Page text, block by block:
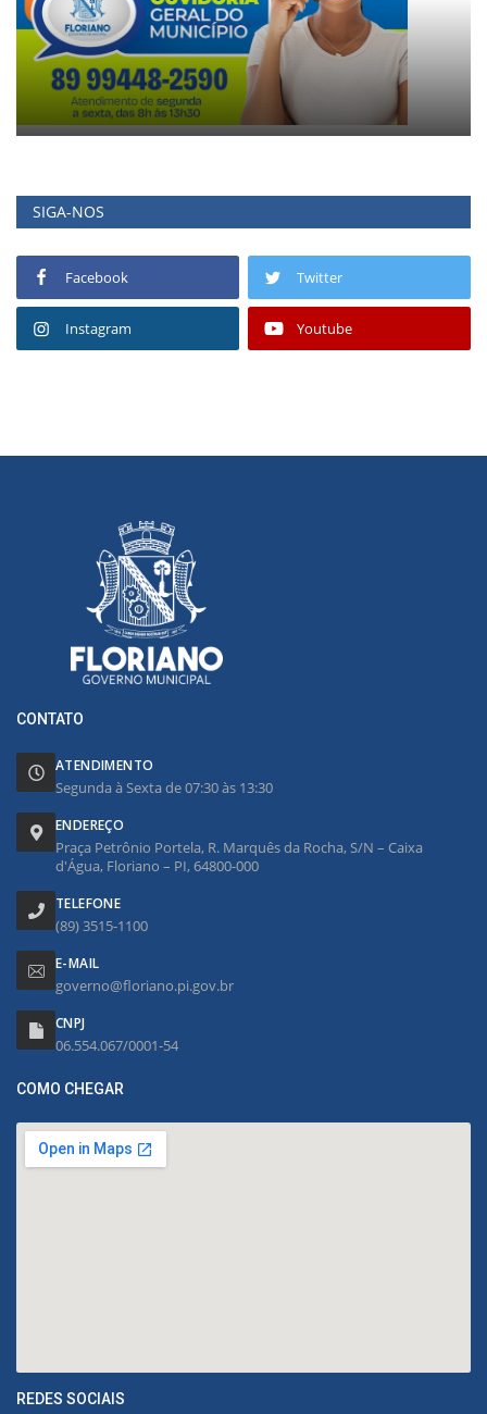
SIGA-NOS
Facebook Twitter
Instagram Youtube
CONTATO
ATENDIMENTO
Segunda à Sexta de 07:30 às 13:30
ENDEREÇO
Praça Petrônio Portela, R. Marquês da Rocha, S/N – Caixa
d'Água, Floriano – PI, 64800-000
TELEFONE
(89) 3515-1100
E-MAIL
governo@floriano.pi.gov.br
CNPJ
06.554.067/0001-54
COMO CHEGAR
REDES SOCIAIS